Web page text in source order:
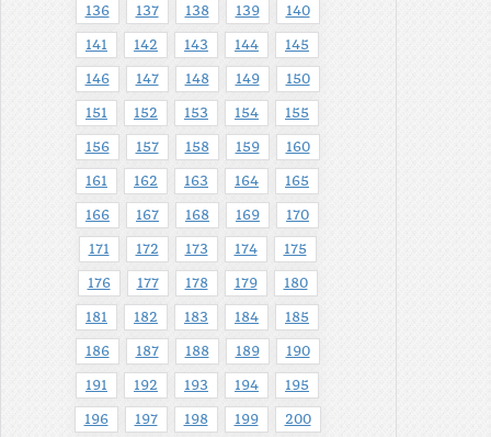
136 137 138 139 140
141 142 143 144 145
146 147 148 149 150
151 152 153 154 155
156 157 158 159 160
161 162 163 164 165
166 167 168 169 170
171 172 173 174 175
176 177 178 179 180
181 182 183 184 185
186 187 188 189 190
191 192 193 194 195
196 197 198 199 200